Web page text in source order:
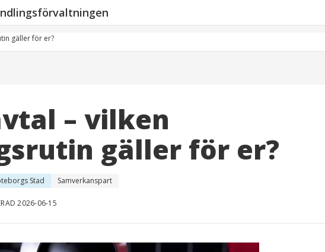
gäller för er?
– vilken
gäller för er?
Stad Samverkanspart
2026-06-15